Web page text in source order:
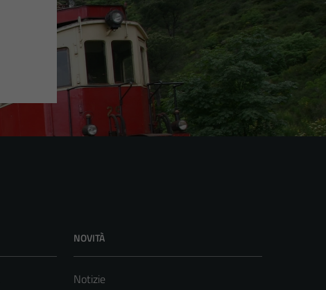
NOVITÀ
Notizie